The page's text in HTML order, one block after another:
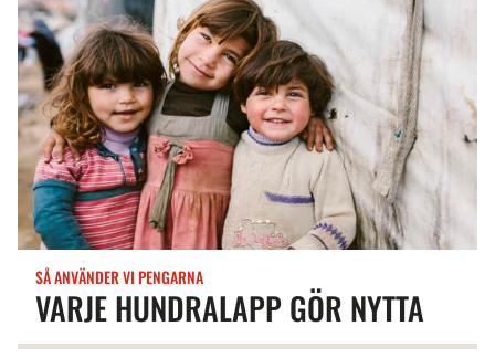
VARJE HUNDRALAPP GÖR NYTTA
SÅ ANVÄNDER VI PENGARNA